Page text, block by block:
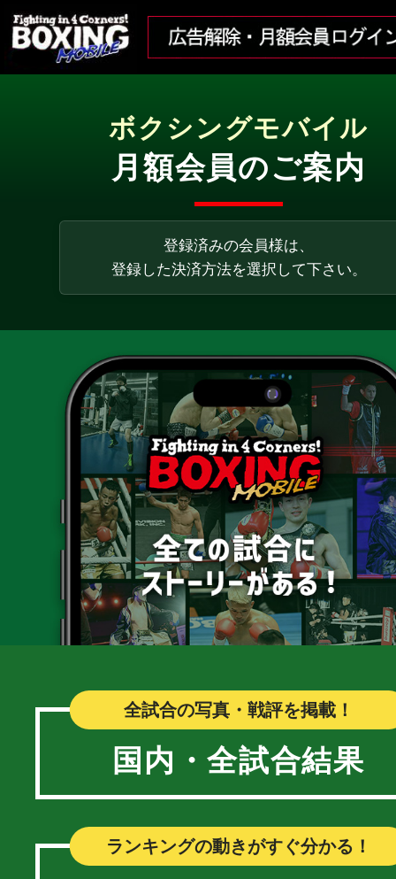
ボクシングモバイル
月額会員のご案内
登録済みの会員様は、
登録した決済方法を選択して下さい。
全試合の写真・戦評を掲載！
国内・全試合結果
ランキングの動きがすぐ分かる！